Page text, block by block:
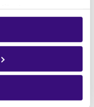
how women activists
scale extractives in
Republic of the Congo
an active struggle to